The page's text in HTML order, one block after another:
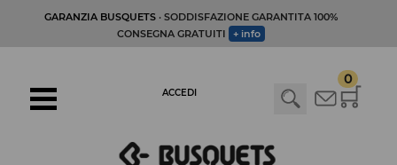
GARANZIA BUSQUETS· SODDISFAZIONE GARANTITA 100%
CONSEGNA GRATUITI
+ info
0
ACCEDI